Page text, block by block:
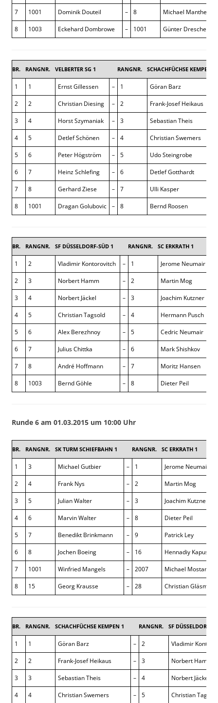
7 1001 Dominik Douteil – 8 Michael Manthei
8 1003 Eckehard Dombrowe – 1001 Günter Drescher
BR. RANGNR. VELBERTER SG 1 RANGNR. SCHACHFÜCHSE KEMPEN 1
1 1 Ernst Gillessen – 1 Göran Barz
2 2 Christian Diesing – 2 Frank-Josef Heikaus
3 4 Horst Szymaniak – 3 Sebastian Theis
4 5 Detlef Schönen – 4 Christian Swemers
5 6 Peter Högström – 5 Udo Steingrobe
6 7 Heinz Schlefing – 6 Detlef Gotthardt
7 8 Gerhard Ziese – 7 Ulli Kasper
8 1001 Dragan Golubovic – 8 Bernd Roosen
BR. RANGNR. SF DÜSSELDORF-SÜD 1 RANGNR. SC ERKRATH 1
1 2 Vladimir Kontorovitch – 1 Jerome Neumair
2 3 Norbert Hamm – 2 Martin Mog
3 4 Norbert Jäckel – 3 Joachim Kutzner
4 5 Christian Tagsold – 4 Hermann Pusch
5 6 Alex Berezhnoy – 5 Cedric Neumair
6 7 Julius Chittka – 6 Mark Shishkov
7 8 André Hoffmann – 7 Moritz Hansen
8 1003 Bernd Göhle – 8 Dieter Peil
Runde 6 am 01.03.2015 um 10:00 Uhr
BR. RANGNR. SK TURM SCHIEFBAHN 1 RANGNR. SC ERKRATH 1
1 3 Michael Gutbier – 1 Jerome Neumair
2 4 Frank Nys – 2 Martin Mog
3 5 Julian Walter – 3 Joachim Kutzner
4 6 Marvin Walter – 8 Dieter Peil
5 7 Benedikt Brinkmann – 9 Patrick Ley
6 8 Jochen Boeing – 16 Hennadiy
7 1001 Winfried Mangels – 2007 Michael Mostardt
8 15 Georg Krausse – 28 Christian Gläsmann
BR. RANGNR. SCHACHFÜCHSE KEMPEN 1 RANGNR. SF DÜSSELDORF-
1 1 Göran Barz – 2 Vladimir
2 2 Frank-Josef Heikaus – 3 Norbert Hamm
3 3 Sebastian Theis – 4 Norbert Jäckel
4 4 Christian Swemers – 5 Christian Tagsold